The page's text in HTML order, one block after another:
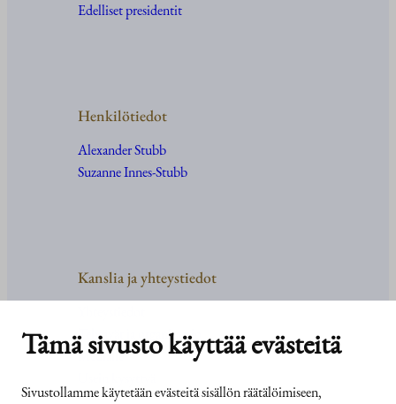
Tämä sivusto käyttää evästeitä
Sivustollamme käytetään evästeitä sisällön räätälöimiseen,
Edelliset presidentit
Henkilötiedot
Alexander Stubb
Suzanne Innes-Stubb
Kanslia ja yhteystiedot
Tehtävät ja organisaatio
Medialle